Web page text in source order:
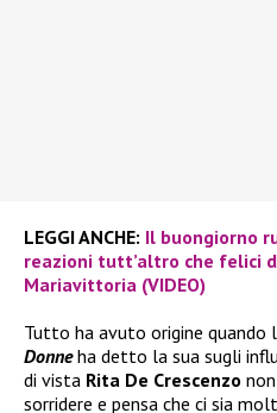
LEGGI ANCHE: Il buongiorno
reazioni tutt’altro che felici
Mariavittoria (VIDEO)
Tutto ha avuto origine quando
Donneha detto la sua sugli
di vista Rita De Crescenzo
sorridere e pensa che ci sia